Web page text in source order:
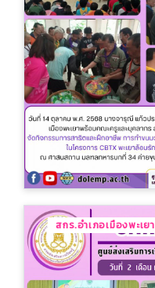
สกร.อำเภอเมืองพะเยา